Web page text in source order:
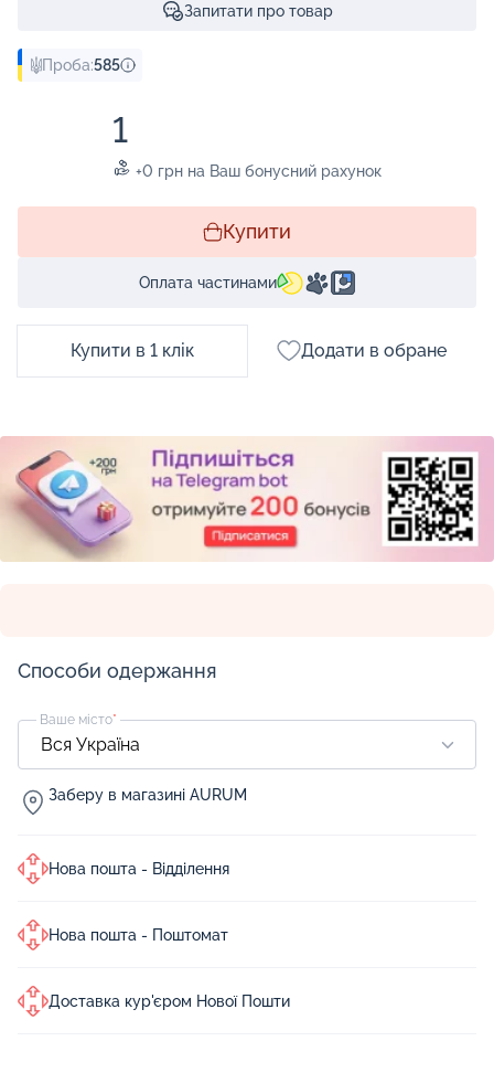
Запитати про товар
Проба:585
1
+0 грн на Ваш бонусний рахунок
Купити
Оплата частинами
Купити в 1 клік Додати в обране
Способи одержання
Ваше місто*
Заберу в магазині AURUM
Нова пошта - Відділення
Нова пошта - Поштомат
Доставка кур'єром Нової Пошти